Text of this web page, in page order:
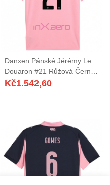
Danxen Pánské Jérémy Le
Douaron #21 Růžová Černá
Domů Hráčské Dresy
Kč1.542,60